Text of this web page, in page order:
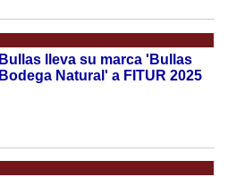
Bullas lleva su marca 'Bullas
Bodega Natural' a FITUR 2025